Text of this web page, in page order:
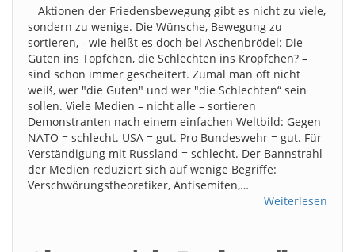
Aktionen der Friedensbewegung gibt es nicht zu viele,
sondern zu wenige. Die Wünsche, Bewegung zu
sortieren, - wie heißt es doch bei Aschenbrödel: Die
Guten ins Töpfchen, die Schlechten ins Kröpfchen? –
sind schon immer gescheitert. Zumal man oft nicht
weiß, wer "die Guten" und wer "die Schlechten“ sein
sollen. Viele Medien – nicht alle – sortieren
Demonstranten nach einem einfachen Weltbild: Gegen
NATO = schlecht. USA = gut. Pro Bundeswehr = gut. Für
Verständigung mit Russland = schlecht. Der Bannstrahl
der Medien reduziert sich auf wenige Begriffe:
Verschwörungstheoretiker, Antisemiten,…
Weiterlesen